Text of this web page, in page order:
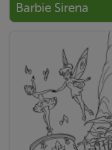
Barbie Sirena